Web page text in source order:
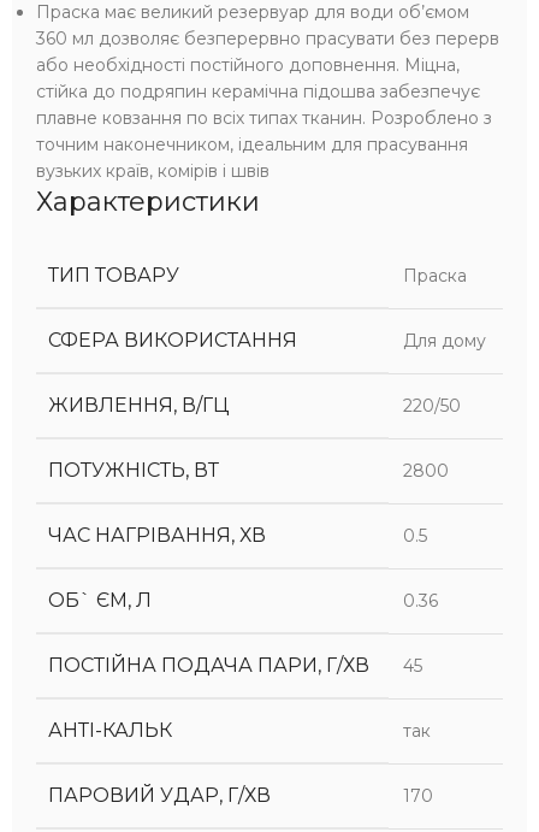
Праска має великий резервуар для води об’ємом
360 мл дозволяє безперервно прасувати без перерв
або необхідності постійного доповнення. Міцна,
стійка до подряпин керамічна підошва забезпечує
плавне ковзання по всіх типах тканин. Розроблено з
точним наконечником, ідеальним для прасування
вузьких країв, комірів і швів
Характеристики
ТИП ТОВАРУ Праска
СФЕРА ВИКОРИСТАННЯ Для дому
ЖИВЛЕННЯ, В/ГЦ 220/50
ПОТУЖНІСТЬ, ВТ 2800
ЧАС НАГРІВАННЯ, ХВ 0.5
ОБ` ЄМ, Л 0.36
ПОСТІЙНА ПОДАЧА ПАРИ, Г/ХВ 45
АНТІ-КАЛЬК так
ПАРОВИЙ УДАР, Г/ХВ 170